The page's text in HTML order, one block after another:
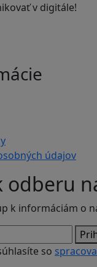
v digitále!
údajov
odberu
k informáciám o
so